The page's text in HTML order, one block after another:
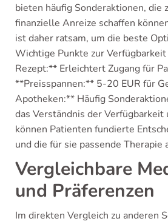
bieten häufig Sonderaktionen, die
finanzielle Anreize schaffen
ist daher ratsam, um die beste
Wichtige Punkte zur
Rezept:** Erleichtert Zugang für
**Preisspannen:** 5-20 EUR für
Apotheken:** Häufig
das Verständnis der
können Patienten fundierte
und die für sie passende Therapie
Vergleichbare
und Präferenzen
Im direkten Vergleich zu anderen